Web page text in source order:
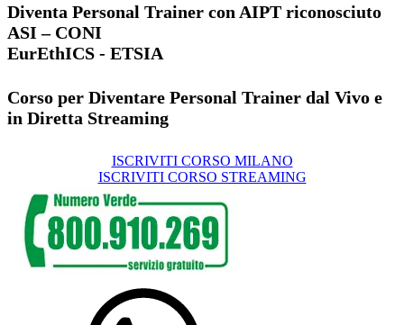
Diventa Personal Trainer con AIPT riconosciuto
ASI – CONI
EurEthICS - ETSIA
Corso per Diventare Personal Trainer dal Vivo e
in Diretta Streaming
ISCRIVITI CORSO MILANO
ISCRIVITI CORSO STREAMING